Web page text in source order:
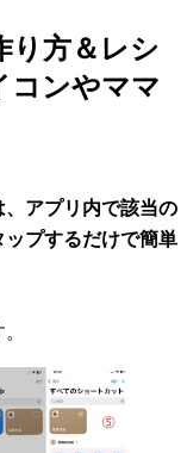
り方＆レシ
コンやママ
、アプリ内で該当の
プするだけで簡単